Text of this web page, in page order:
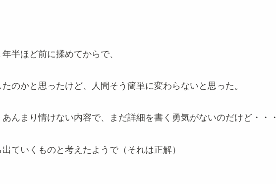
半ほど前に揉めてからで、
のかと思ったけど、人間そう簡単に変わらないと思った。
んまり情けない内容で、まだ詳細を書く勇気がないのだけど・・・
ていくものと考えたようで（それは正解）